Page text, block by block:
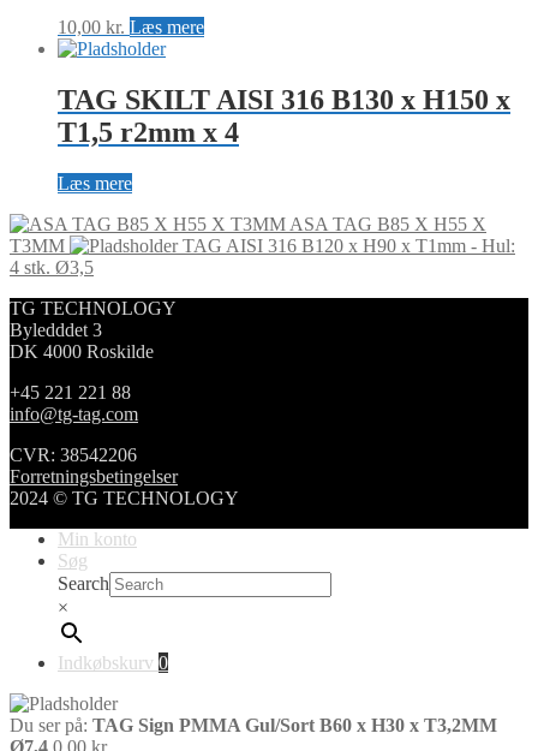
10,00 kr. Læs mere
TAG SKILT AISI 316 B130 x H150 x
T1,5 r2mm x 4
Læs mere
ASA TAG B85 X H55 X
T3MM
TAG AISI 316 B120 x H90 x T1mm - Hul:
4 stk. Ø3,5
TG TECHNOLOGY
Byledddet 3
DK 4000 Roskilde
+45 221 221 88
info@tg-tag.com
CVR: 38542206
Forretningsbetingelser
2024 © TG TECHNOLOGY
Min konto
Søg
Search
×
Indkøbskurv 0
Du ser på: TAG Sign PMMA Gul/Sort B60 x H30 x T3,2MM